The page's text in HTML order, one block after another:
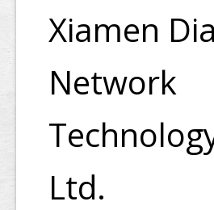
Xiamen
Network
Ltd.